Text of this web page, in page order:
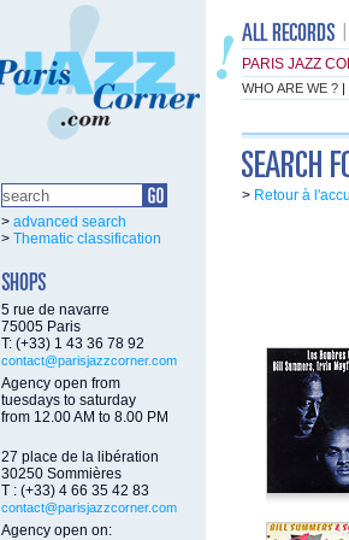
PARIS JAZZ
WHO ARE WE ? |
> advanced search
> Thematic classification
5 rue de navarre
75005 Paris
T: (+33) 1 43 36 78 92
contact@parisjazzcorner.com
Agency open from
tuesdays to saturday
from 12.00 AM to 8.00 PM
27 place de la libération
30250 Sommières
T : (+33) 4 66 35 42 83
contact@parisjazzcorner.com
Agency open on:
> Retour à